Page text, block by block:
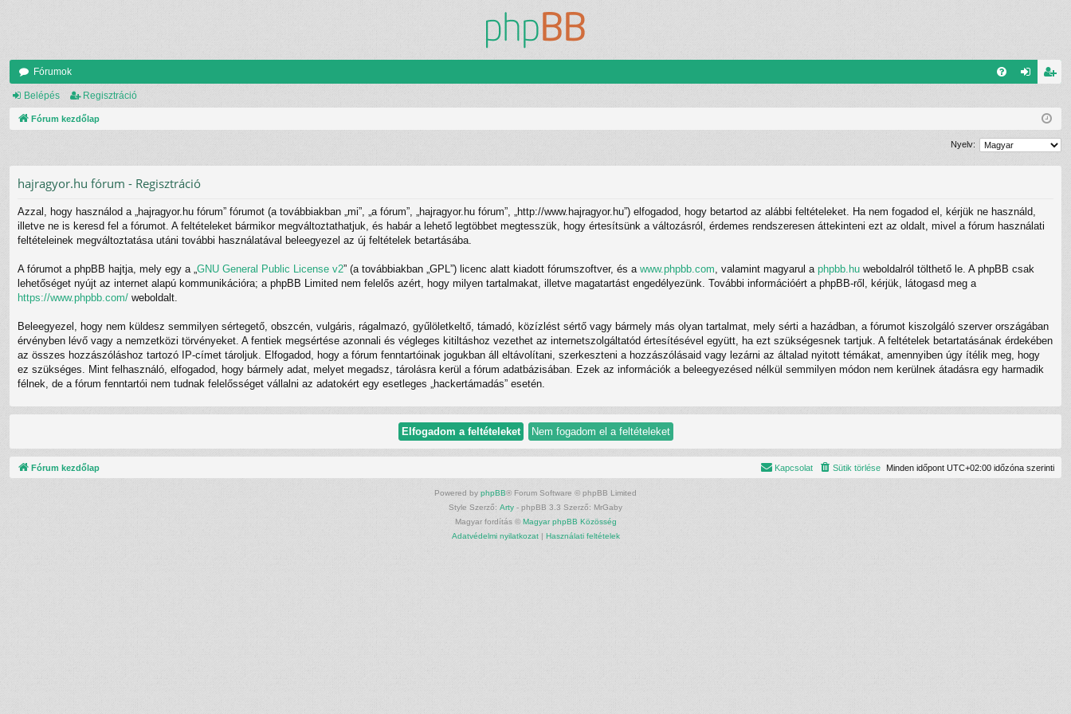
Fórumok
K
is
ztr
ác
Belépés Regisztráció
Fórum kezdőlap
Nyelv:
hajragyor.hu fórum - Regisztráció
Azzal, hogy használod a „hajragyor.hu fórum” fórumot (a továbbiakban „mi”, „a fórum”, „hajragyor.hu fórum”, „http://www.hajragyor.hu”) elfogadod, hogy betartod az alábbi feltételeket. Ha nem fogadod el, kérjük ne használd,
illetve ne is keresd fel a fórumot. A feltételeket bármikor megváltoztathatjuk, és habár a lehető legtöbbet megtesszük, hogy értesítsünk a változásról, érdemes rendszeresen áttekinteni ezt az oldalt, mivel a fórum használati
feltételeinek megváltoztatása utáni további használatával beleegyezel az új feltételek betartásába.
A fórumot a phpBB hajtja, mely egy a „GNU General Public License v2” (a továbbiakban „GPL”) licenc alatt kiadott fórumszoftver, és a www.phpbb.com, valamint magyarul a phpbb.hu weboldalról tölthető le. A phpBB csak
lehetőséget nyújt az internet alapú kommunikációra; a phpBB Limited nem felelős azért, hogy milyen tartalmakat, illetve magatartást engedélyezünk. További információért a phpBB-ről, kérjük, látogasd meg a
https://www.phpbb.com/ weboldalt.
Beleegyezel, hogy nem küldesz semmilyen sértegető, obszcén, vulgáris, rágalmazó, gyűlöletkeltő, támadó, közízlést sértő vagy bármely más olyan tartalmat, mely sérti a hazádban, a fórumot kiszolgáló szerver országában
érvényben lévő vagy a nemzetközi törvényeket. A fentiek megsértése azonnali és végleges kitiltáshoz vezethet az internetszolgáltatód értesítésével együtt, ha ezt szükségesnek tartjuk. A feltételek betartatásának érdekében
az összes hozzászóláshoz tartozó IP-címet tároljuk. Elfogadod, hogy a fórum fenntartóinak jogukban áll eltávolítani, szerkeszteni a hozzászólásaid vagy lezárni az általad nyitott témákat, amennyiben úgy ítélik meg, hogy
ez szükséges. Mint felhasználó, elfogadod, hogy bármely adat, melyet megadsz, tárolásra kerül a fórum adatbázisában. Ezek az információk a beleegyezésed nélkül semmilyen módon nem kerülnek átadásra egy harmadik
félnek, de a fórum fenntartói nem tudnak felelősséget vállalni az adatokért egy esetleges „hackertámadás” esetén.
Fórum kezdőlap Minden időpont UTC+02:00 időzóna szerinti
Sütik törlése
Kapcsolat
Powered by phpBB® Forum Software © phpBB Limited
Style Szerző: Arty - phpBB 3.3 Szerző: MrGaby
Magyar fordítás © Magyar phpBB Közösség
Adatvédelmi nyilatkozat| Használati feltételek